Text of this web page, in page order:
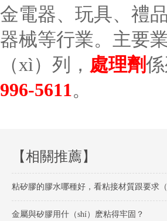
金電器、玩具、禮
器械等行業。主要
（xì）列， 處理劑
996-5611。
【相關推薦】
粘矽膠的膠水哪種好，看粘接材質跟要求
金屬與矽膠用什（shí）麽粘得牢固？